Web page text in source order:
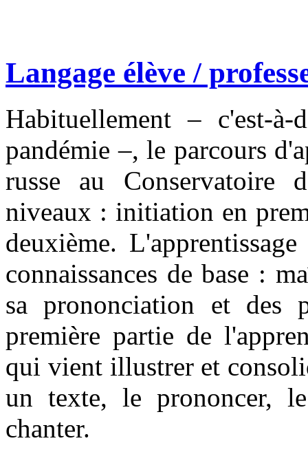
Langage élève /
Habituellement – c'est-
pandémie –, le parcours
russe au Conservatoire
niveaux : initiation en
deuxième.
connaissances de base :
sa prononciation et des
première partie de
qui vient illustrer et
un texte, le prononcer,
chanter.